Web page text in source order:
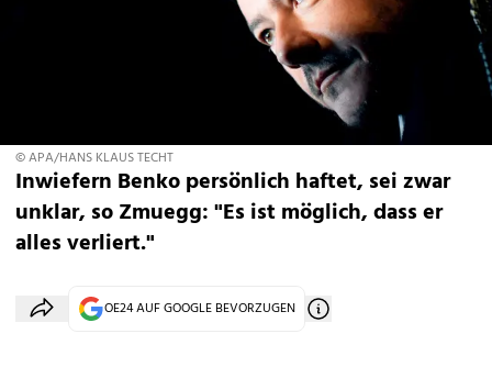
© APA/HANS KLAUS TECHT
Inwiefern Benko persönlich haftet, sei zwar
unklar, so Zmuegg: "Es ist möglich, dass er
alles verliert."
OE24 AUF GOOGLE BEVORZUGEN